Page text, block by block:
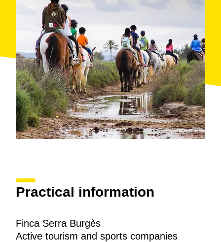
Practical information
Finca Serra Burgès
Active tourism and sports companies